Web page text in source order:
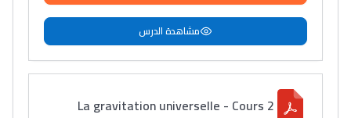
مشاهدة الدرس
La gravitation universelle - Cours 2